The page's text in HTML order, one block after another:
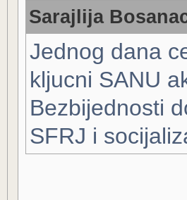
Sarajlija
Jednog dana
kljucni SANU
Bezbijednosti
SFRJ i